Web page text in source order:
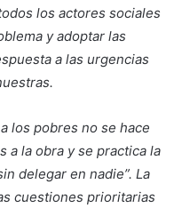
los actores sociales
y adoptar las
a las urgencias
los pobres no se hace
a la obra y se practica la
delegar en nadie”. La
cuestiones prioritarias